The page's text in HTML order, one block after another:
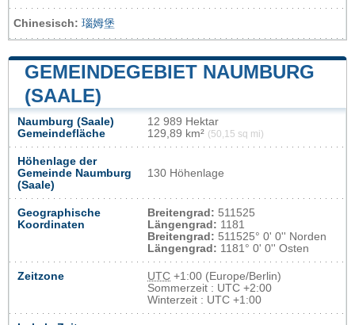
Chinesisch: 瑙姆堡
GEMEINDEGEBIET NAUMBURG
(SAALE)
Naumburg (Saale)
Gemeindefläche
12 989 Hektar
129,89 km² (50,15 sq mi)
Höhenlage der
Gemeinde Naumburg
(Saale)
130 Höhenlage
Geographische
Koordinaten
Breitengrad: 511525
Längengrad: 1181
Breitengrad: 511525° 0' 0'' Norden
Längengrad: 1181° 0' 0'' Osten
Zeitzone UTC +1:00 (Europe/Berlin)
Sommerzeit : UTC +2:00
Winterzeit : UTC +1:00